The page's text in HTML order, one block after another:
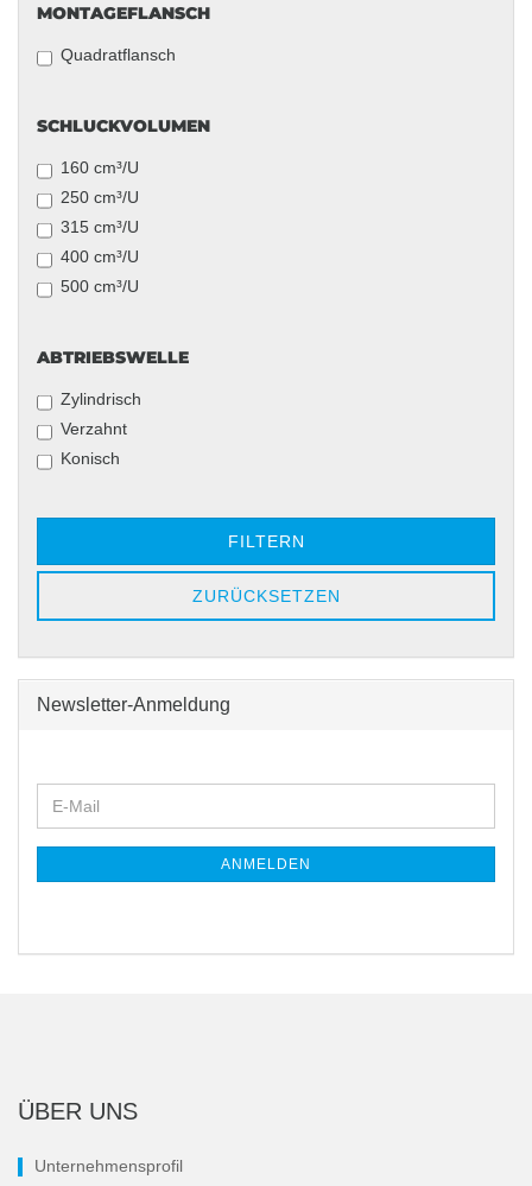
MONTAGEFLANSCH
MONTAGEFLANSCH
Quadratflansch
SCHLUCKVOLUMEN
SCHLUCKVOLUMEN
160 cm³/U
250 cm³/U
315 cm³/U
400 cm³/U
500 cm³/U
ABTRIEBSWELLE
ABTRIEBSWELLE
Zylindrisch
Verzahnt
Konisch
FILTERN
ZURÜCKSETZEN
Newsletter-Anmeldung
ZUR
NEWSLETTER-
E-
Mail
ANMELDEN
ÜBER UNS
Unternehmensprofil